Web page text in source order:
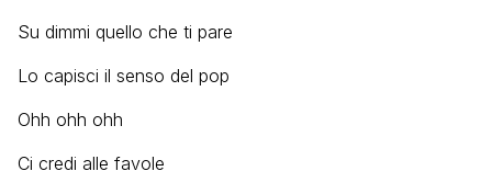
Su dimmi quello che ti pare
Lo capisci il senso del pop
Ohh ohh ohh
Ci credi alle favole